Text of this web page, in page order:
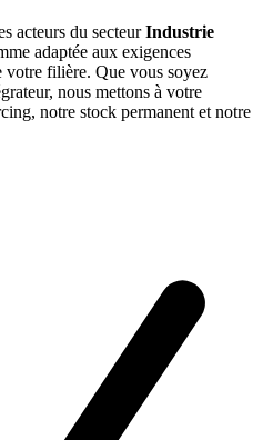
acteurs du secteurIndustrie
adaptée aux exigences
votre filière. Que vous soyez
nous mettons à votre
notre stock permanent et notre